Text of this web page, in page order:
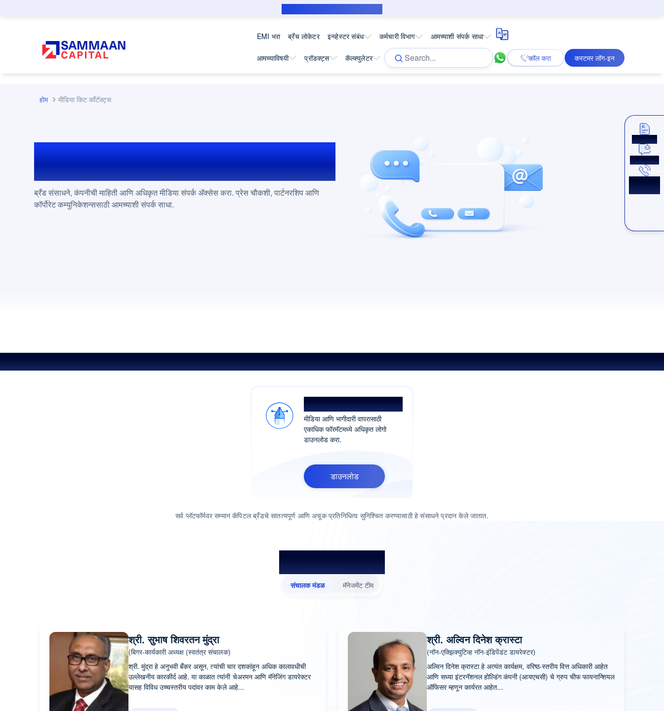
EMI भरा ब्रँच लोकेटर इन्व्हेस्टर संबंध कर्मचारी विभाग आमच्याशी संपर्क साधा
आमच्याविषयी प्रॉडक्ट्स कॅल्क्युलेटर कॉल करा कस्टमर लॉग-इन
होम मीडिया किट काँटॅक्ट्स
मीडिया किट आणि काँटॅक्ट्स
ब्रँड संसाधने, कंपनीची माहिती आणि अधिकृत मीडिया संपर्क ॲक्सेस करा. प्रेस चौकशी, पार्टनरशिप आणि
कॉर्पोरेट कम्युनिकेशन्ससाठी आमच्याशी संपर्क साधा.
ब्रँड ॲसेट्स
लोगो पॅक
मीडिया आणि भागीदारी वापरासाठी
एकाधिक फॉरमॅटमध्ये अधिकृत लोगो
डाउनलोड करा.
डाउनलोड
सर्व प्लॅटफॉर्मवर सम्मान कॅपिटल ब्रँडचे सातत्यपूर्ण आणि अचूक प्रतिनिधित्व सुनिश्चित करण्यासाठी हे संसाधने प्रदान केले जातात.
सम्मानचा थिंक-टँक
संचालक मंडळ मॅनेजमेंट टीम
श्री. सुभाष शिवरतन मुंद्रा
(बिगर-कार्यकारी अध्यक्ष (स्वतंत्र संचालक)
श्री. मुंद्रा हे अनुभवी बँकर असून, त्यांची चार दशकांहून अधिक कालावधीची
उल्लेखनीय कारकीर्द आहे. या काळात त्यांनी चेअरमन आणि मॅनेजिंग डायरेक्टर
यासह विविध उच्चस्तरीय पदांवर काम केले आहे...
श्री. अल्विन दिनेश क्रास्टा
(नॉन-एक्झिक्युटिव्ह नॉन-इंडिपेंडंट डायरेक्टर)
अल्विन दिनेश क्रास्टा हे अत्यंत कार्यक्षम, वरिष्ठ-स्तरीय वित्त अधिकारी आहेत
आणि सध्या इंटरनॅशनल होल्डिंग कंपनी (आयएचसी) चे ग्रुप चीफ फायनान्शियल
ऑफिसर म्हणून कार्यरत आहेत...
अप्लाय करा
आता चॅट करा